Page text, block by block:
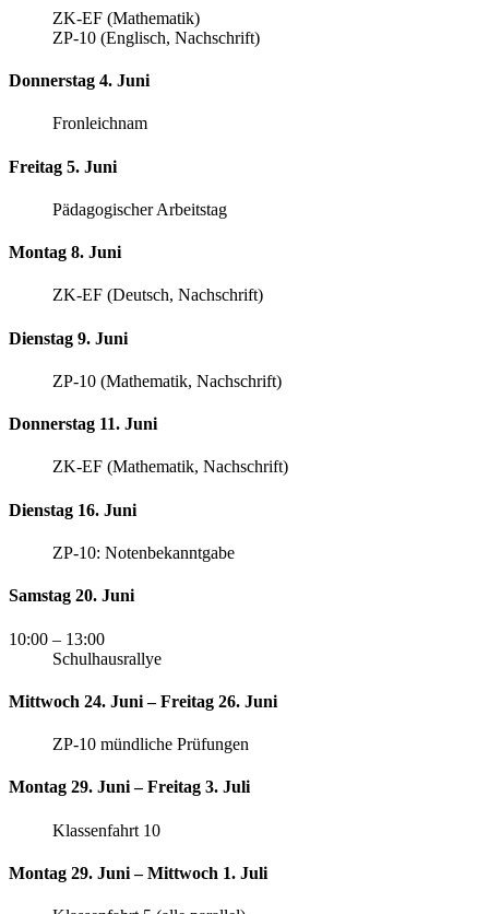
ZK-EF (Mathematik)
ZP-10 (Englisch, Nachschrift)
Donnerstag 4. Juni
Fronleichnam
Freitag 5. Juni
Pädagogischer Arbeitstag
Montag 8. Juni
ZK-EF (Deutsch, Nachschrift)
Dienstag 9. Juni
ZP-10 (Mathematik, Nachschrift)
Donnerstag 11. Juni
ZK-EF (Mathematik, Nachschrift)
Dienstag 16. Juni
ZP-10: Notenbekanntgabe
Samstag 20. Juni
10:00 – 13:00
Schulhausrallye
Mittwoch 24. Juni – Freitag 26. Juni
ZP-10 mündliche Prüfungen
Montag 29. Juni – Freitag 3. Juli
Klassenfahrt 10
Montag 29. Juni – Mittwoch 1. Juli